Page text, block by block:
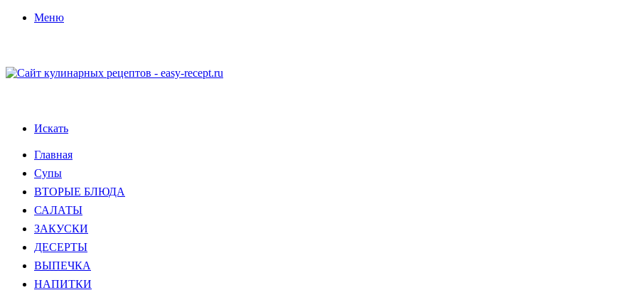
Меню
Искать
Главная
Супы
ВТОРЫЕ БЛЮДА
САЛАТЫ
ЗАКУСКИ
ДЕСЕРТЫ
ВЫПЕЧКА
НАПИТКИ